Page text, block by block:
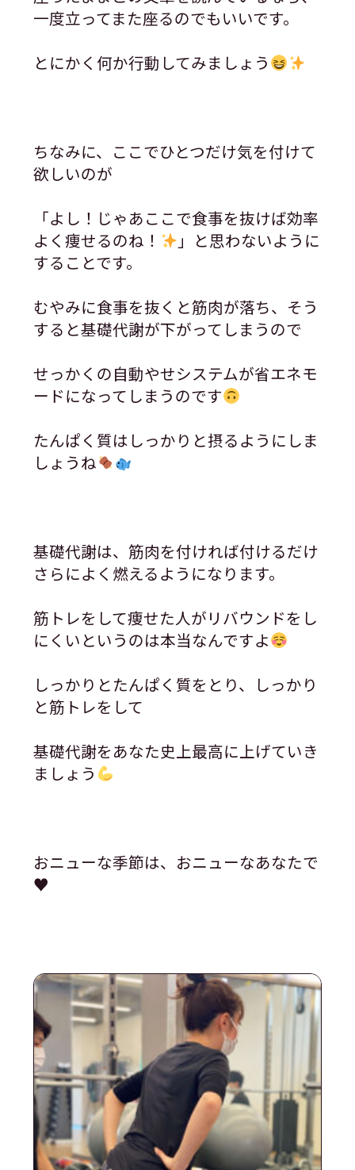
一度立ってまた座るのでもいいです。
とにかく何か行動してみましょう
ちなみに、ここでひとつだけ気を付けて
欲しいのが
「よし！じゃあここで食事を抜けば効率
よく痩せるのね！
」と思わないように
することです。
むやみに食事を抜くと筋肉が落ち、そう
すると基礎代謝が下がってしまうので
せっかくの自動やせシステムが省エネモ
ードになってしまうのです
たんぱく質はしっかりと摂るようにしま
しょうね
基礎代謝は、筋肉を付ければ付けるだけ
さらによく燃えるようになります。
筋トレをして痩せた人がリバウンドをし
にくいというのは本当なんですよ
しっかりとたんぱく質をとり、しっかり
と筋トレをして
基礎代謝をあなた史上最高に上げていき
ましょう
おニューな季節は、おニューなあなたで
♥️